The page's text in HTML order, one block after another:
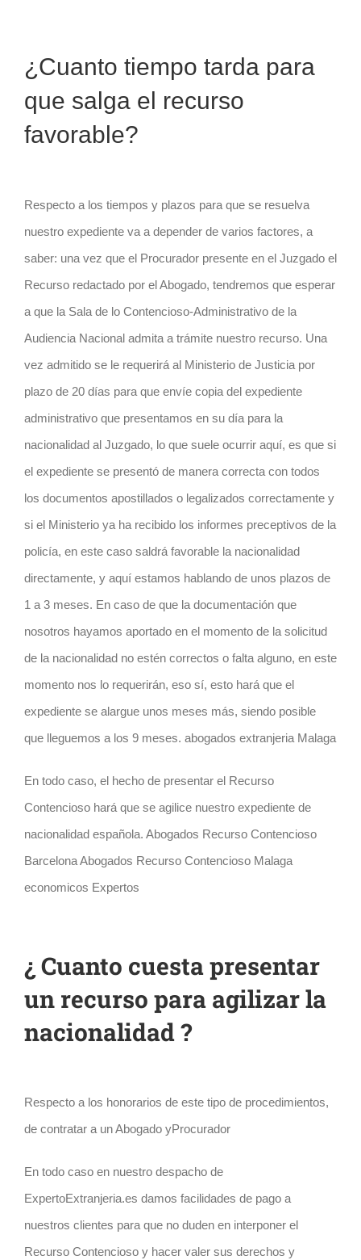
¿Cuanto tiempo tarda para
que salga el recurso
favorable?
Respecto a los tiempos y plazos para que se resuelva
nuestro expediente va a depender de varios factores, a
saber: una vez que el Procurador presente en el Juzgado el
Recurso redactado por el Abogado, tendremos que esperar
a que la Sala de lo Contencioso-Administrativo de la
Audiencia Nacional admita a trámite nuestro recurso. Una
vez admitido se le requerirá al Ministerio de Justicia por
plazo de 20 días para que envíe copia del expediente
administrativo que presentamos en su día para la
nacionalidad al Juzgado, lo que suele ocurrir aquí, es que si
el expediente se presentó de manera correcta con todos
los documentos apostillados o legalizados correctamente y
si el Ministerio ya ha recibido los informes preceptivos de la
policía, en este caso saldrá favorable la nacionalidad
directamente, y aquí estamos hablando de unos plazos de
1 a 3 meses. En caso de que la documentación que
nosotros hayamos aportado en el momento de la solicitud
de la nacionalidad no estén correctos o falta alguno, en este
momento nos lo requerirán, eso sí, esto hará que el
expediente se alargue unos meses más, siendo posible
que lleguemos a los 9 meses. abogados extranjeria Malaga
En todo caso, el hecho de presentar el Recurso
Contencioso hará que se agilice nuestro expediente de
nacionalidad española. Abogados Recurso Contencioso
Barcelona Abogados Recurso Contencioso Malaga
economicos Expertos
¿ Cuanto cuesta presentar
un recurso para agilizar la
nacionalidad ?
Respecto a los honorarios de este tipo de procedimientos,
de contratar a un Abogado yProcurador
En todo caso en nuestro despacho de
ExpertoExtranjeria.es damos facilidades de pago a
nuestros clientes para que no duden en interponer el
Recurso Contencioso y hacer valer sus derechos y